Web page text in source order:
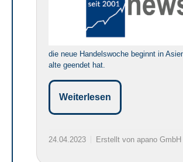
die neue Handelswoche beginnt in
alte geendet hat.
Weiterlesen
24.04.2023 Erstellt von apano GmbH